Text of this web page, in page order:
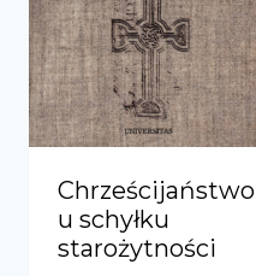
Chrześcijaństwo
u schyłku
starożytności